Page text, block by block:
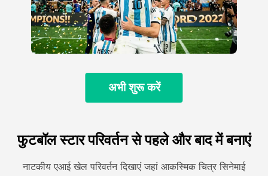
अभी शुरू करें
फुटबॉल स्टार परिवर्तन से पहले और बाद में बनाएं
नाटकीय एआई खेल परिवर्तन दिखाएं जहां आकस्मिक चित्र सिनेमाई